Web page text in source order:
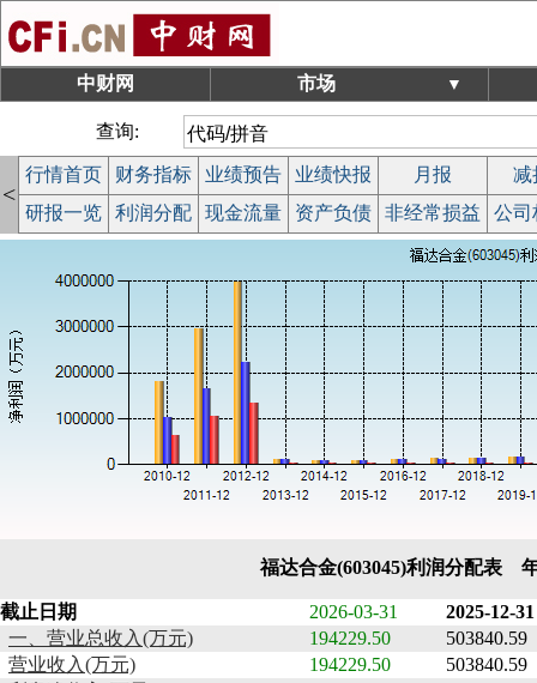
中财网 市场 ▼
查询:
<
行情首页 财务指标 业绩预告 业绩快报 月报
减
研报一览
利润分配 现金流量 资产负债 非经常损益 公司
福达合金(603045)利润分配表
截止日期 2026-03-31
2025-12-31
一、营业总收入(万元)
194229.50
503840.59
营业收入(万元)
194229.50
503840.59